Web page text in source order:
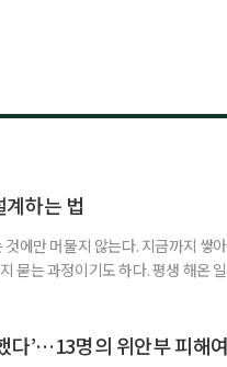
하는 법
에만 머물지 않는다. 지금까지 쌓
묻는 과정이기도 하다. 평생 해온
뜻은 아니다. 다만 재미탐구형에게
다’…13명의 위안부 피해